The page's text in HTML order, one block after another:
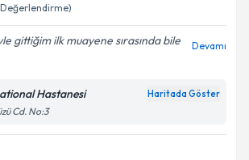
Değerlendirme)
gittiğim ilk muayene sırasında bile
Devamı
Hastanesi Haritada Göster
Cd. No:3